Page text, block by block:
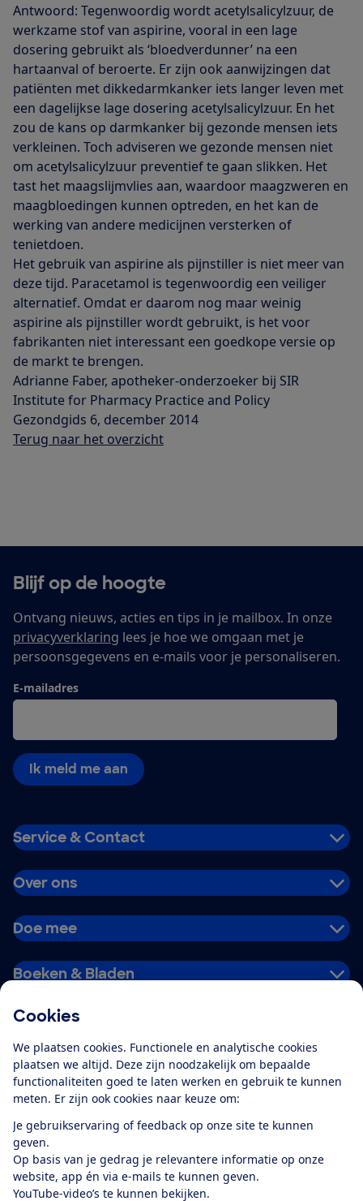
Cookies
We plaatsen cookies. Functionele en analytische cookies
plaatsen we altijd. Deze zijn noodzakelijk om bepaalde
functionaliteiten goed te laten werken en gebruik te kunnen
meten. Er zijn ook cookies naar keuze om:
Je gebruikservaring of feedback op onze site te kunnen
geven.
Op basis van je gedrag je relevantere informatie op onze
website, app én via e-mails te kunnen geven.
YouTube-video’s te kunnen bekijken.
Antwoord: Tegenwoordig wordt acetylsalicylzuur, de
werkzame stof van aspirine, vooral in een lage
dosering gebruikt als ‘bloedverdunner’ na een
hartaanval of beroerte. Er zijn ook aanwijzingen dat
patiënten met dikkedarmkanker iets langer leven met
een dagelijkse lage dosering acetylsalicylzuur. En het
zou de kans op darmkanker bij gezonde mensen iets
verkleinen. Toch adviseren we gezonde mensen niet
om acetylsalicylzuur preventief te gaan slikken. Het
tast het maagslijmvlies aan, waardoor maagzweren en
maagbloedingen kunnen optreden, en het kan de
werking van andere medicijnen versterken of
tenietdoen.
Het gebruik van aspirine als pijnstiller is niet meer van
deze tijd. Paracetamol is tegenwoordig een veiliger
alternatief. Omdat er daarom nog maar weinig
aspirine als pijnstiller wordt gebruikt, is het voor
fabrikanten niet interessant een goedkope versie op
de markt te brengen.
Adrianne Faber, apotheker-onderzoeker bij SIR
Institute for Pharmacy Practice and Policy
Gezondgids 6, december 2014
Terug naar het overzicht
Blijf op de hoogte
Ontvang nieuws, acties en tips in je mailbox. In onze
privacyverklaring lees je hoe we omgaan met je
persoonsgegevens en e-mails voor je personaliseren.
E-mailadres
Ik meld me aan
Service & Contact
Over ons
Doe mee
Boeken & Bladen
Alles over de
app
Algemene Voorwaarden
Privacyverklaring
Cookiebeleid
Privacyvoorkeuren